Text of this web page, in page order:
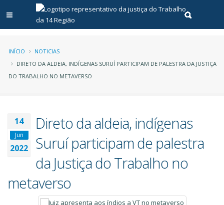
Abrir menu principal
Realizar
Trilha
de
INÍCIO
NOTICIAS
DIRETO DA ALDEIA, INDÍGENAS SURUÍ PARTICIPAM DE PALESTRA DA JUSTIÇA
DO TRABALHO NO METAVERSO
14
Jun
2022
Direto da aldeia, indígenas
Suruí participam de palestra
da Justiça do Trabalho no
metaverso